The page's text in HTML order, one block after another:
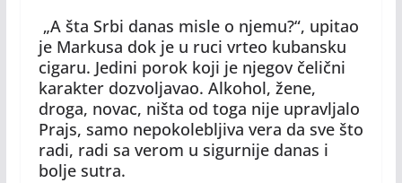
„A šta Srbi danas misle o njemu?“, upitao
je Markusa dok je u ruci vrteo kubansku
cigaru. Jedini porok koji je njegov čelični
karakter dozvoljavao. Alkohol, žene,
droga, novac, ništa od toga nije upravljalo
Prajs, samo nepokolebljiva vera da sve što
radi, radi sa verom u sigurnije danas i
bolje sutra.